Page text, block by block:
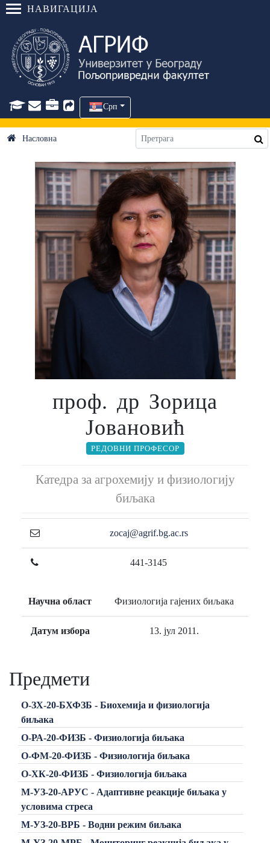
НАВИГАЦИЈА
Срп
Насловна
проф. др Зорица
Јовановић
РЕДОВНИ ПРОФЕСОР
Катедра за агрохемију и физиологију
биљака
zocaj@agrif.bg.ac.rs
441-3145
Научна област Физиологија гајених биљака
Датум избора 13. јул 2011.
Предмети
О-ЗХ-20-БХФЗБ - Биохемија и физиологија
биљака
О-РА-20-ФИЗБ - Физиологија биљака
О-ФМ-20-ФИЗБ - Физиологија биљака
О-ХК-20-ФИЗБ - Физиологија биљака
М-УЗ-20-АРУС - Адаптивне реакције биљака у
условима стреса
М-УЗ-20-ВРБ - Водни режим биљака